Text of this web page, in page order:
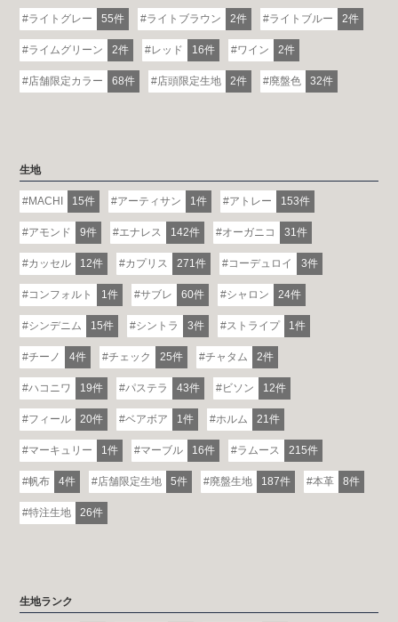
ライトグレー 55件 ライトブラウン 2件 ライトブルー 2件
ライムグリーン 2件 レッド 16件 ワイン 2件
店舗限定カラー 68件 店頭限定生地 2件 廃盤色 32件
生地
MACHI 15件 アーティサン 1件 アトレー 153件
アモンド 9件 エナレス 142件 オーガニコ 31件
カッセル 12件 カプリス 271件 コーデュロイ 3件
コンフォルト 1件 サブレ 60件 シャロン 24件
シンデニム 15件 シントラ 3件 ストライプ 1件
チーノ 4件 チェック 25件 チャタム 2件
ハコニワ 19件 パステラ 43件 ビソン 12件
フィール 20件 ベアボア 1件 ホルム 21件
マーキュリー 1件 マーブル 16件 ラムース 215件
帆布 4件 店舗限定生地 5件 廃盤生地 187件 本革 8件
特注生地 26件
生地ランク